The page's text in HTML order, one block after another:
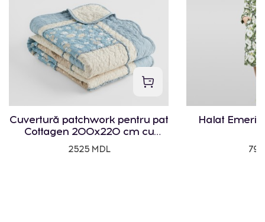
Cuvertură patchwork pentru pat
Cottagen 200x220 cm cu
motiv floral
2525 MDL
Halat